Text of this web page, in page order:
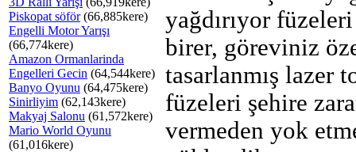
Piskopat söför(66,885kere)
Engelli Motor Yarışı
(66,774kere)
Amazon Ormanlarinda
Engelleri Gecin (64,544kere)
Banyo Oyunu (64,475kere)
Sinirliyim (62,143kere)
Makyaj Salonu (61,572kere)
Mario World Oyunu
(61,016kere)
yağdırıyor
birer, göreviniz
tasarlanmış lazer
füzeleri şehire
vermeden yok